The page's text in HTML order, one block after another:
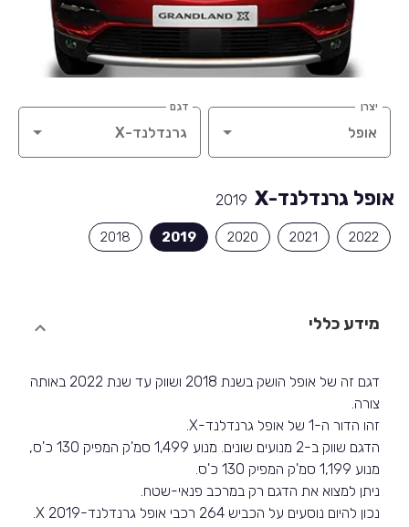
יצרן דגם
אופל גרנדלנד-X 2019
2022
2021
2020
2019
2018
מידע כללי
דגם זה של אופל הושק בשנת 2018 ושווק עד שנת 2022 באותה
צורה.
זהו הדור ה-1 של אופל גרנדלנד-X.
הדגם שווק ב-2 מנועים שונים. מנוע 1,499 סמ'ק המפיק 130 כ'ס,
מנוע 1,199 סמ'ק המפיק 130 כ'ס.
ניתן למצוא את הדגם רק במרכב פנאי-שטח.
נכון להיום נוסעים על הכביש 264 רכבי אופל גרנדלנד-X 2019.